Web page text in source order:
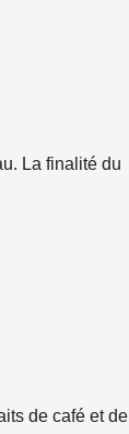
La finalité du
de café et de